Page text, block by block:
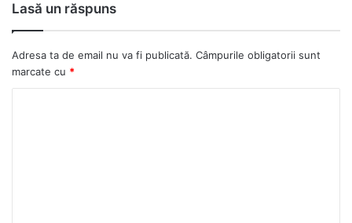
Lasă un răspuns
Adresa ta de email nu va fi publicată. Câmpurile obligatorii sunt
marcate cu *